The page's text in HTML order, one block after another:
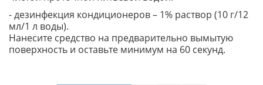
- дезинфекция кондиционеров – 1% раствор (10 г/12
мл/1 л воды).
Нанесите средство на предварительно вымытую
поверхность и оставьте минимум на 60 секунд.